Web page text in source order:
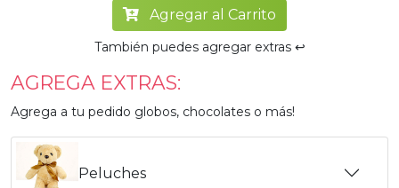
Agregar al Carrito
También puedes agregar extras ↩️
AGREGA EXTRAS:
Agrega a tu pedido globos, chocolates o más!
Peluches